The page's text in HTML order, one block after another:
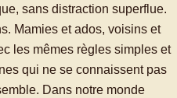
sans distraction superflue.
Mamies et ados, voisins et
les mêmes règles simples et
qui ne se connaissent pas
Dans notre monde